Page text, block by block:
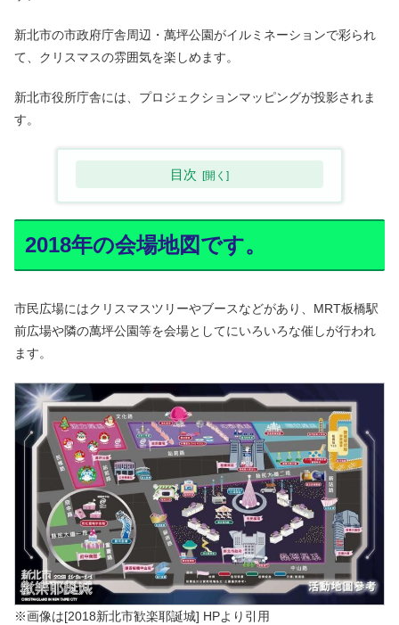
新北市の市政府庁舎周辺・萬坪公園がイルミネーションで彩られ
て、クリスマスの雰囲気を楽しめます。
新北市役所庁舎には、プロジェクションマッピングが投影されま
す。
目次
2018年の会場地図です。
市民広場にはクリスマスツリーやブースなどがあり、MRT板橋駅
前広場や隣の萬坪公園等を会場としてにいろいろな催しが行われ
ます。
※画像は[2018新北市歓楽耶誕城] HPより引用